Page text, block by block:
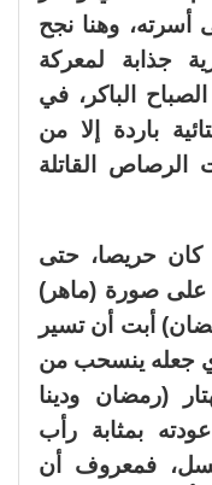
أسرته، وهنا نجح
جذابة لمعركة
الباكر، في
باردة إلا من
الرصاص القاتلة
كان حريصا، حتى
على صورة (ماهر)
أبت أن تسير
جعله ينسحب من
(رمضان ودينا
بمثابة رأب
فمعروف أن